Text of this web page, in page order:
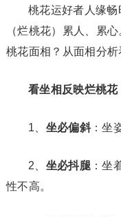
桃花运好者人缘
（烂桃花）累人、累
桃花面相？从面相分
看坐相反映烂桃花
1、 坐必偏斜：坐
2、 坐必抖腿：坐
性不高。